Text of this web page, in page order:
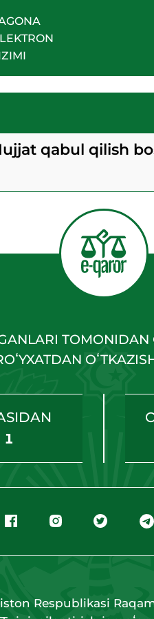
qabul qilish
1
Respublikasi